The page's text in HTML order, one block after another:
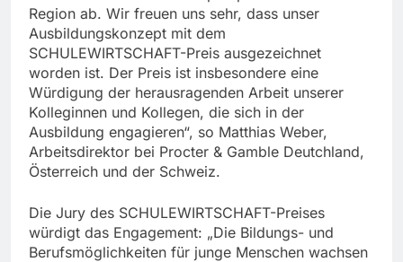
Region ab. Wir freuen uns sehr, dass unser
Ausbildungskonzept mit dem
SCHULEWIRTSCHAFT-Preis ausgezeichnet
worden ist. Der Preis ist insbesondere eine
Würdigung der herausragenden Arbeit unserer
Kolleginnen und Kollegen, die sich in der
Ausbildung engagieren“, so Matthias Weber,
Arbeitsdirektor bei Procter & Gamble Deutchland,
Österreich und der Schweiz.
Die Jury des SCHULEWIRTSCHAFT-Preises
würdigt das Engagement: „Die Bildungs- und
Berufsmöglichkeiten für junge Menschen wachsen